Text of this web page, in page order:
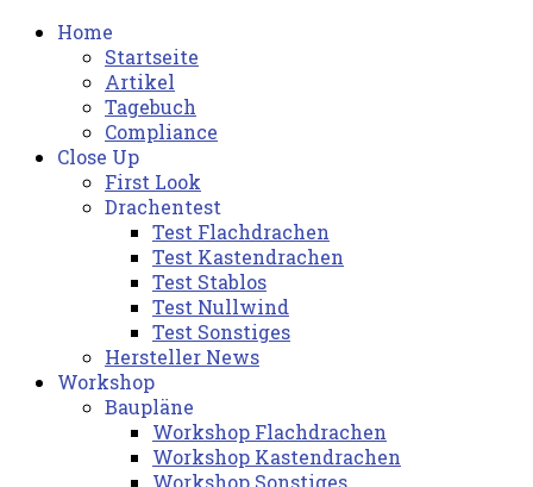
Home
Startseite
Artikel
Tagebuch
Compliance
Close Up
First Look
Drachentest
Test Flachdrachen
Test Kastendrachen
Test Stablos
Test Nullwind
Test Sonstiges
Hersteller News
Workshop
Baupläne
Workshop Flachdrachen
Workshop Kastendrachen
Workshop Sonstiges